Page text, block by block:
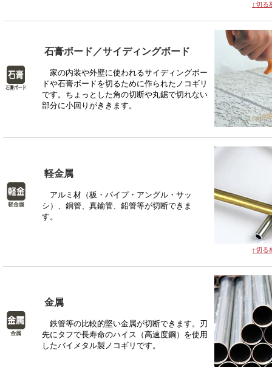
↑切る
石膏ボード／サイディングボード
家の内装や外壁に使われるサイディングボー
ドや石膏ボードを切るために作られたノコギリ
です。ちょっとした角の切断や丸鋸で切れない
部分に小回りがききます。
軽金属
アルミ材（板・パイプ・アングル・サッ
シ）、銅管、真鍮管、鉛管等が切断できま
す。
↑切る
金属
鉄管等の比較的堅い金属が切断できます。刃
先にタフで長寿命のハイス（高速度鋼）を使用
したバイメタル製ノコギリです。